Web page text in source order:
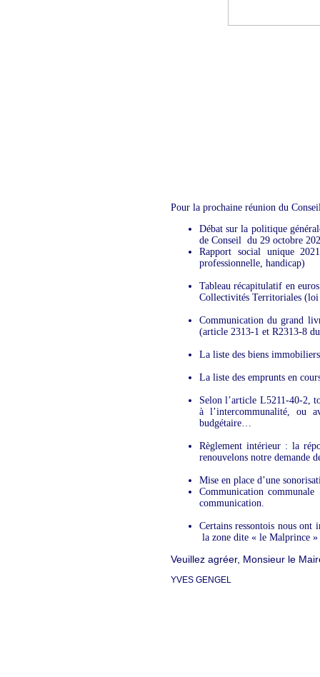
Pour la prochaine réunion du
Débat sur la politique
de Conseil du 29 octobre
Rapport social unique
professionnelle, handicap)
Tableau récapitulatif en
Collectivités Territoriales (loi
Communication du grand
(article 2313-1 et R2313-8
La liste des biens
La liste des emprunts en
Selon l’article L5211-40-2,
à l’intercommunalité, ou
budgétaire…
Règlement intérieur : la
renouvelons notre demande
Mise en place d’une
Communication
communication.
Certains ressontois nous ont
la zone dite « le Malprince »
Veuillez agréer, Monsieur le
YVES